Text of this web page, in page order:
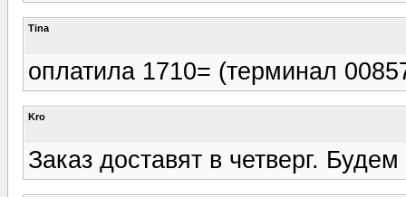
Tina
оплатила 1710= (терминал
Kro
Заказ доставят в четверг.